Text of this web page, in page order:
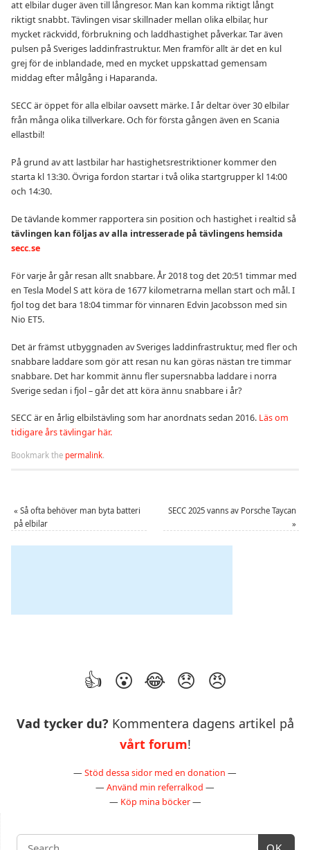
att elbilar duger även till långresor. Man kan komma riktigt långt
riktigt snabbt. Tävlingen visar skillnader mellan olika elbilar, hur
mycket räckvidd, förbrukning och laddhastighet påverkar. Tar även
pulsen på Sveriges laddinfrastruktur. Men framför allt är det en kul
grej för de inblandade, med en mycket uppskattad gemensam
middag efter målgång i Haparanda.
SECC är öppet för alla elbilar oavsett märke. I år deltar över 30 elbilar
från många olika tillverkare. Och för första gången även en Scania
ellastbil!
På grund av att lastbilar har hastighetsrestriktioner kommer den
starta kl 13:30. Övriga fordon startar i två olika startgrupper kl 14:00
och 14:30.
De tävlande kommer rapportera sin position och hastighet i realtid så
tävlingen kan följas av alla intresserade på tävlingens hemsida
secc.se
För varje år går resan allt snabbare. År 2018 tog det 20:51 timmar med
en Tesla Model S att köra de 1677 kilometrarna mellan start och mål. I
fjol tog det bara 18:04 timmar för vinnaren Edvin Jacobsson med sin
Nio ET5.
Det är främst utbyggnaden av Sveriges laddinfrastruktur, med fler och
snabbare laddare som gör att resan nu kan göras nästan tre timmar
snabbare. Det har kommit ännu fler supersnabba laddare i norra
Sverige sedan i fjol – går det att köra ännu snabbare i år?
SECC är en årlig elbilstävling som har anordnats sedan 2016. Läs om
tidigare års tävlingar här.
Bookmark the permalink.
« Så ofta behöver man byta batteri
på elbilar
SECC 2025 vanns av Porsche Taycan
»
Vad tycker du? Kommentera dagens artikel på
vårt forum!
— Stöd dessa sidor med en donation —
— Använd min referralkod —
— Köp mina böcker—